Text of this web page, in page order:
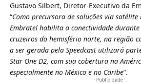
Gustavo Silbert, Diretor-Executivo da
“Como precursora de soluções via
Embratel habilita a conectividade
cruzeiros do hemisfério norte, na região
a ser gerada pela Speedcast utilizará
Star One D2, com sua cobertura na
especialmente no México e no Caribe”.
- Publicidade -